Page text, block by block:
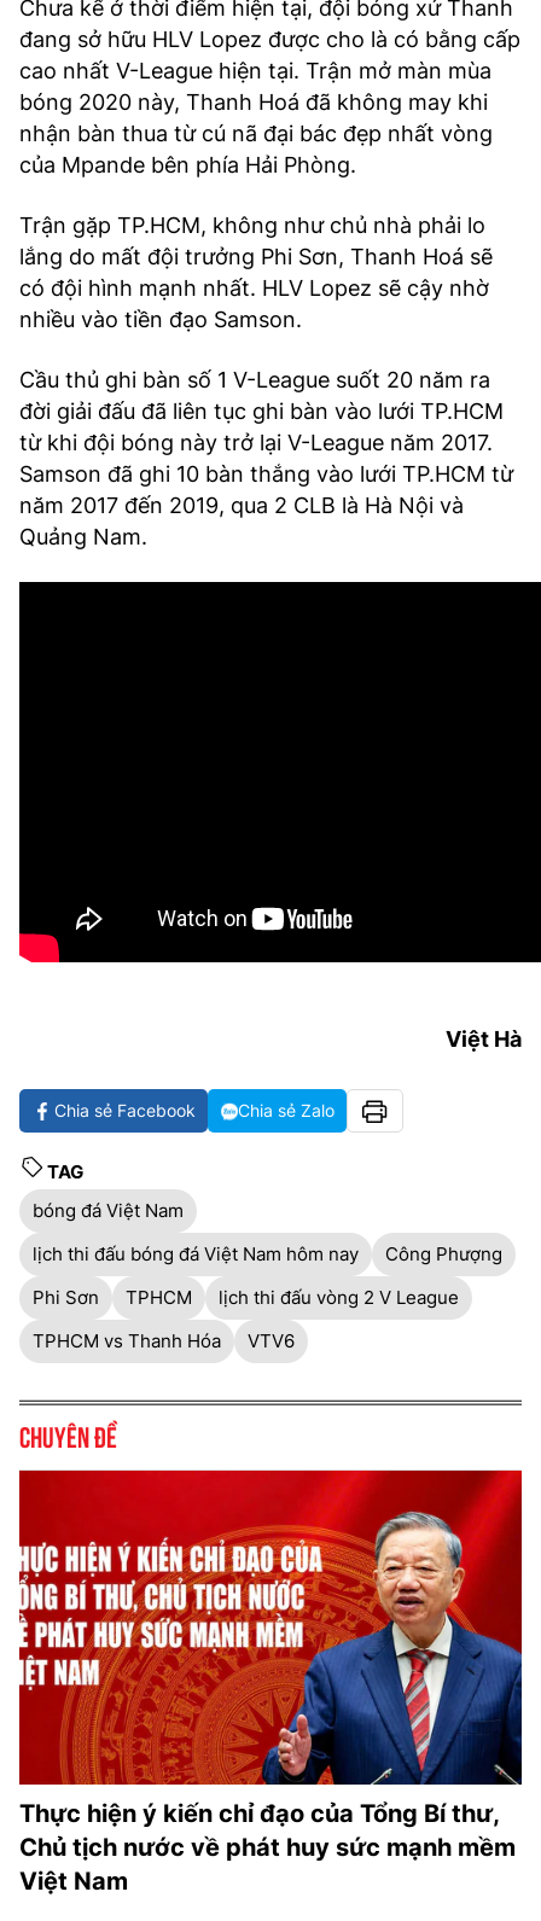
Chưa kể ở thời điểm hiện tại, đội bóng xứ Thanh
đang sở hữu HLV Lopez được cho là có bằng cấp
cao nhất V-League hiện tại. Trận mở màn mùa
bóng 2020 này, Thanh Hoá đã không may khi
nhận bàn thua từ cú nã đại bác đẹp nhất vòng
của Mpande bên phía Hải Phòng.
Trận gặp TP.HCM, không như chủ nhà phải lo
lắng do mất đội trưởng Phi Sơn, Thanh Hoá sẽ
có đội hình mạnh nhất. HLV Lopez sẽ cậy nhờ
nhiều vào tiền đạo Samson.
Cầu thủ ghi bàn số 1 V-League suốt 20 năm ra
đời giải đấu đã liên tục ghi bàn vào lưới TP.HCM
từ khi đội bóng này trở lại V-League năm 2017.
Samson đã ghi 10 bàn thắng vào lưới TP.HCM từ
năm 2017 đến 2019, qua 2 CLB là Hà Nội và
Quảng Nam.
Việt Hà
Chia sẻ Facebook Chia sẻ Zalo
TAG
bóng đá Việt Nam
lịch thi đấu bóng đá Việt Nam hôm nay
Công Phượng
Phi Sơn
TPHCM
lịch thi đấu vòng 2 V League
TPHCM vs Thanh Hóa
VTV6
Chuyên đề
Thực hiện ý kiến chỉ đạo của Tổng Bí thư,
Chủ tịch nước về phát huy sức mạnh mềm
Việt Nam